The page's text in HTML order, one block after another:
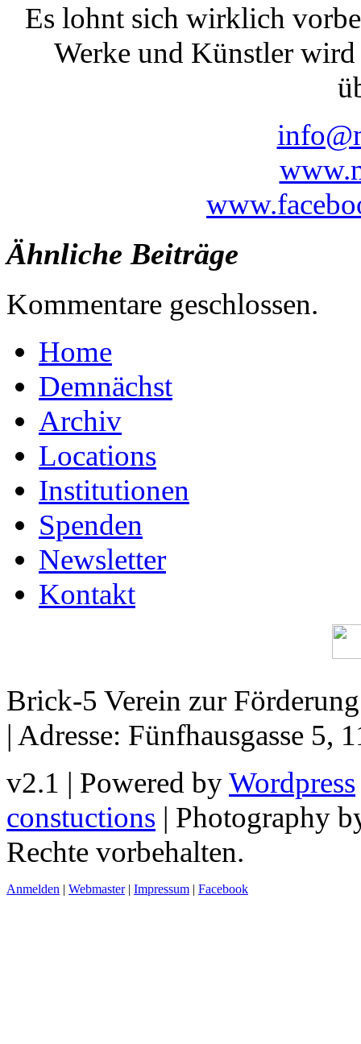
Es lohnt sich wirklich
Werke und Künstler wird
Ähnliche Beiträge
Kommentare geschlossen.
Home
Demnächst
Archiv
Locations
Institutionen
Spenden
Newsletter
Kontakt
Brick-5 Verein zur
| Adresse: Fünfhausgasse 5,
v2.1 | Powered byWordpress
constuctions | Photography
Rechte vorbehalten.
Anmelden | Webmaster| Impressum | Facebook